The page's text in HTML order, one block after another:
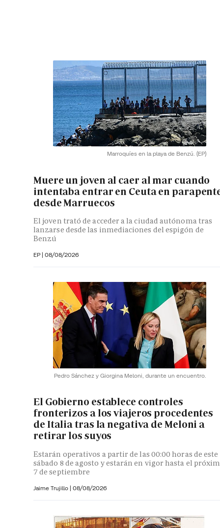
Marroquíes en la playa de Benzú. (EP)
Muere un joven al caer al mar cuando
intentaba entrar en Ceuta en
desde Marruecos
El joven trató de acceder a la ciudad autónoma tras
lanzarse desde las inmediaciones del espigón de
Benzú
EP | 08/08/2026
Pedro Sánchez y Giorgina Meloni, durante un encuentro.
El Gobierno establece controles
fronterizos a los viajeros procedentes
de Italia tras la negativa de Meloni a
retirar los suyos
Estarán operativos a partir de las 00:00 horas de este
sábado 8 de agosto y estarán en vigor hasta el
7 de septiembre
Jaime Trujillo | 08/08/2026